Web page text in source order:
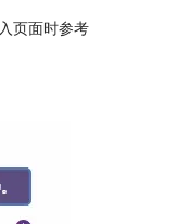
页面时参考